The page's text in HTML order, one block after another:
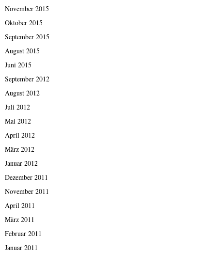
November 2015
Oktober 2015
September 2015
August 2015
Juni 2015
September 2012
August 2012
Juli 2012
Mai 2012
April 2012
März 2012
Januar 2012
Dezember 2011
November 2011
April 2011
März 2011
Februar 2011
Januar 2011